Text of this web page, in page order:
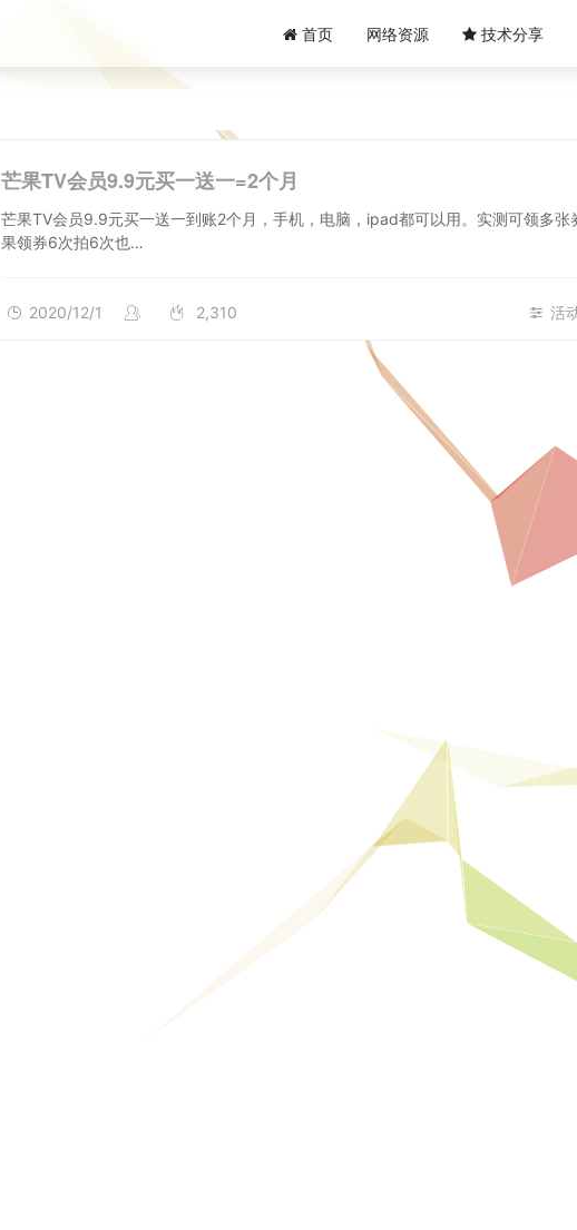
首页 网络资源 技术分享
芒果TV会员9.9元买一送一=2个月
芒果TV会员9.9元买一送一到账2个月，手机，电脑，ipad都可以用。实测可领多张
果领券6次拍6次也…
活
2020/12/1 2,310